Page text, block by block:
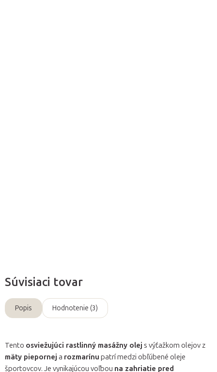
Súvisiaci tovar
Popis Hodnotenie (3)
Tento osviežujúci rastlinný masážny olej s výťažkom olejov z
mäty piepornej a rozmarínu patrí medzi obľúbené oleje
športovcov. Je vynikajúcou voľbou na zahriatie pred